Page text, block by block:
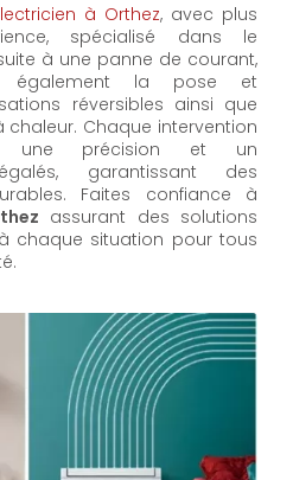
à Orthez, avec plus
spécialisé dans le
à une panne de courant,
également la pose et
réversibles ainsi que
Chaque intervention
une précision et un
garantissant des
Faites confiance à
assurant des solutions
chaque situation pour tous